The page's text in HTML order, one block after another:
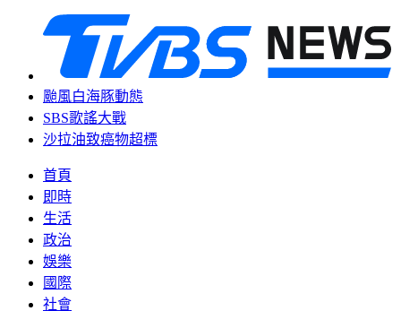
颱風白海豚動態
SBS歌謠大戰
沙拉油致癌物超標
首頁
即時
生活
政治
娛樂
國際
社會